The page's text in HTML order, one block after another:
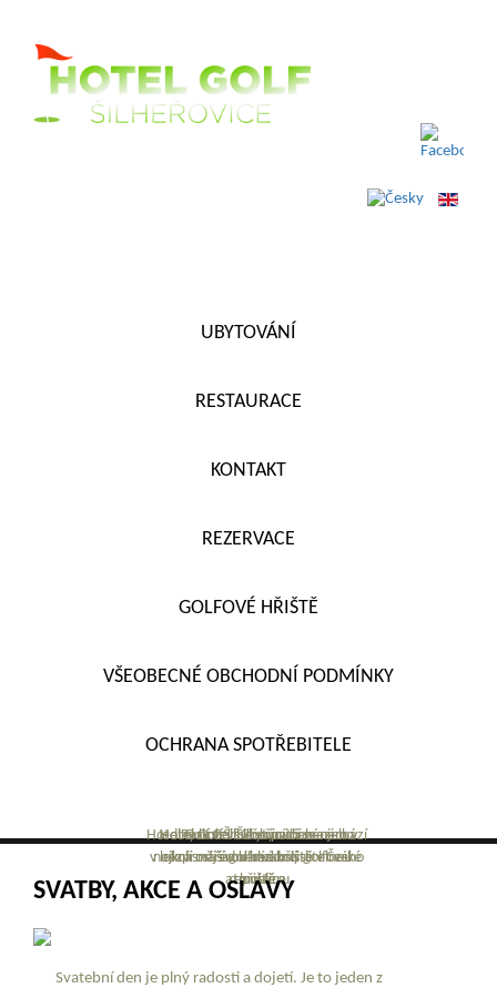
UBYTOVÁNÍ
RESTAURACE
KONTAKT
REZERVACE
GOLFOVÉ HŘIŠTĚ
VŠEOBECNÉ OBCHODNÍ PODMÍNKY
OCHRANA SPOTŘEBITELE
Hotel Golf v Šilheřovicích se nachází
v bezprostřední blízkosti golfového
hřiště
Jediný hotel s krytým bazénem v
širokém okolí
Park Golf Club patří mezi
nejkrásnější golfové hřiště v České
republice
Hotel Golf v Šilheřovicích a jeho
okolí má svou neodmyslitelnou
atmosféru
SVATBY, AKCE A OSLAVY
Svatební den je plný radosti a dojetí. Je to jeden z